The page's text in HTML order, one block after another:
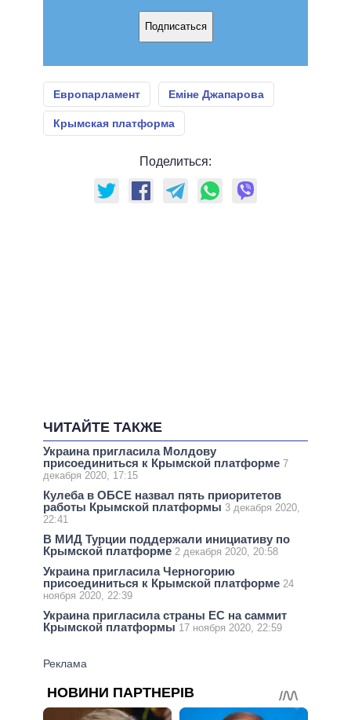
Подписаться
Европарламент Еміне Джапарова
Крымская платформа
Поделиться:
ЧИТАЙТЕ ТАКЖЕ
Украина пригласила Молдову
присоединиться к Крымской платформе 7
декабря 2020, 17:15
Кулеба в ОБСЕ назвал пять приоритетов
работы Крымской платформы 3 декабря 2020,
22:41
В МИД Турции поддержали инициативу по
Крымской платформе 2 декабря 2020, 20:58
Украина пригласила Черногорию
присоединиться к Крымской платформе 24
ноября 2020, 22:39
Украина пригласила страны ЕС на саммит
Крымской платформы 17 ноября 2020, 22:59